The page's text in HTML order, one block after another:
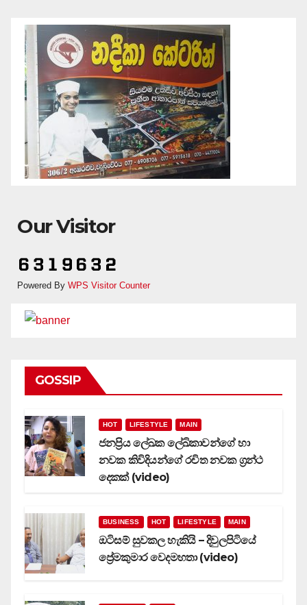
Our Visitor
Powered By WPS Visitor Counter
GOSSIP
HOT LIFESTYLE MAIN
ජනප්‍රිය ලේඛක ලේඛිකාවන්ගේ හා
නවක කිවිදියන්ගේ රචිත නවක ග්‍රන්ථ
දෙකක් (video)
BUSINESS HOT LIFESTYLE MAIN
ඔටිසම් සුවකල හැකියි – දිවුලපිටියේ
ප්‍රේමකුමාර වෙදමහතා (video)